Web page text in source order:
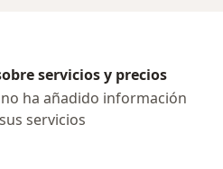
servicios y precios
ha añadido información
servicios